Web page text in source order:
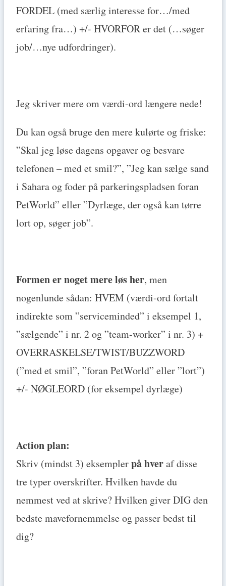
FORDEL (med særlig interesse for…/med
erfaring fra…) +/- HVORFOR er det (…søger
job/…nye udfordringer).
Jeg skriver mere om værdi-ord længere nede!
Du kan også bruge den mere kulørte og friske:
”Skal jeg løse dagens opgaver og besvare
telefonen – med et smil?”, ”Jeg kan sælge sand
i Sahara og foder på parkeringspladsen foran
PetWorld” eller ”Dyrlæge, der også kan tørre
lort op, søger job”.
Formen er noget mere løs her, men
nogenlunde sådan: HVEM (værdi-ord fortalt
indirekte som ”serviceminded” i eksempel 1,
”sælgende” i nr. 2 og ”team-worker” i nr. 3) +
OVERRASKELSE/TWIST/BUZZWORD
(”med et smil”, ”foran PetWorld” eller ”lort”)
+/- NØGLEORD (for eksempel dyrlæge)
Action plan:
Skriv (mindst 3) eksemplerpå hveraf disse
tre typer overskrifter. Hvilken havde du
nemmest ved at skrive? Hvilken giver DIG den
bedste mavefornemmelse og passer bedst til
dig?